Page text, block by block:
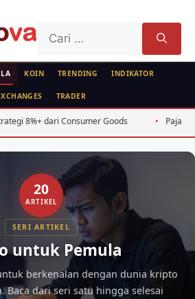
untuk:
KOIN TRENDING INDIKATOR
TRADER
Consumer Goods Pajak Kripto
20
ARTIKEL
SERI ARTIKEL
untuk Pemula
berkenalan dengan dunia kripto
Baca dari seri satu hingga selesai